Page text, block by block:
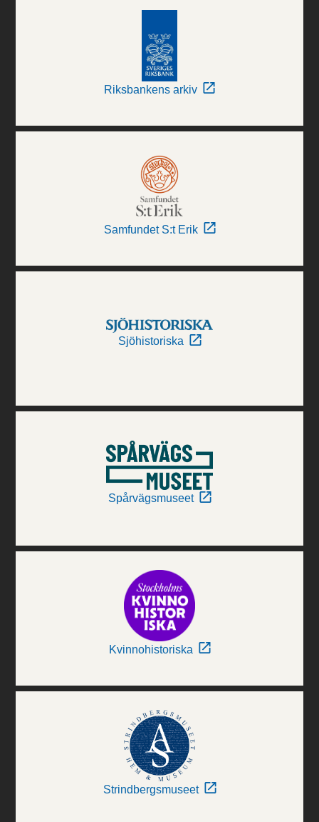
Riksbankens arkiv
Samfundet S:t Erik
Sjöhistoriska
Spårvägsmuseet
Kvinnohistoriska
Strindbergsmuseet